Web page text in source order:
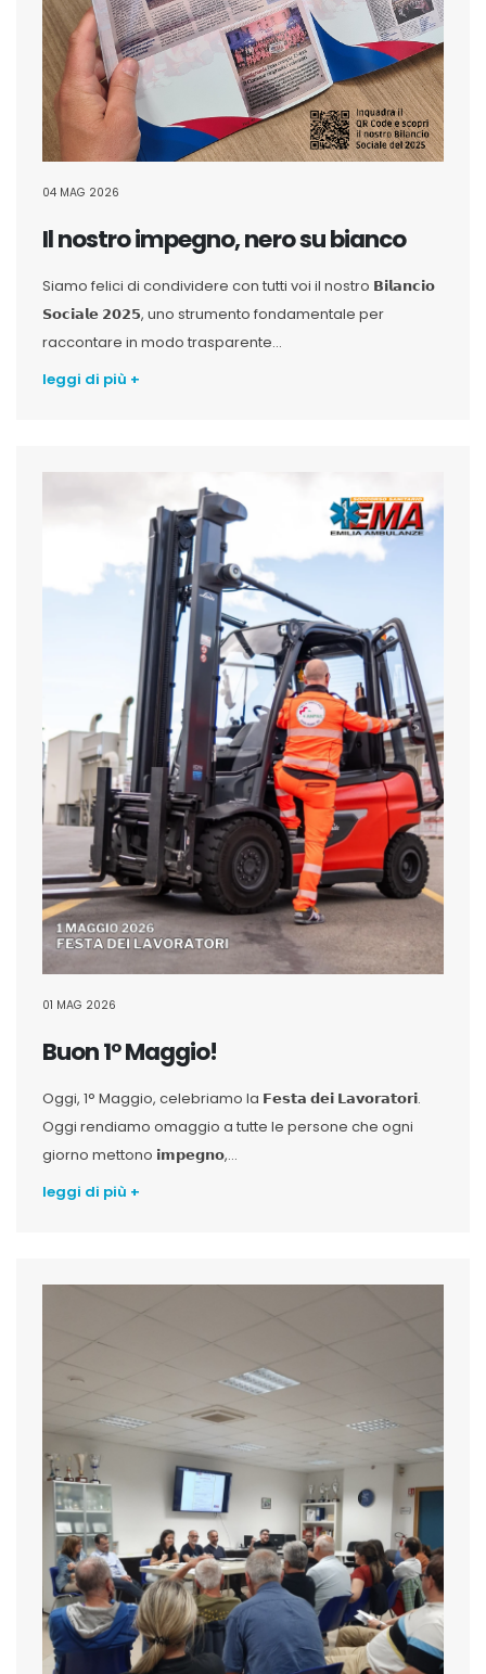
04 MAG 2026
Il nostro impegno, nero su bianco
Siamo felici di condividere con tutti voi il nostro 𝗕𝗶𝗹𝗮𝗻𝗰𝗶𝗼
𝗦𝗼𝗰𝗶𝗮𝗹𝗲 𝟮𝟬𝟮𝟱, uno strumento fondamentale per
raccontare in modo trasparente...
leggi di più +
01 MAG 2026
Buon 1° Maggio!
Oggi, 1° Maggio, celebriamo la 𝗙𝗲𝘀𝘁𝗮 𝗱𝗲𝗶 𝗟𝗮𝘃𝗼𝗿𝗮𝘁𝗼𝗿𝗶.
Oggi rendiamo omaggio a tutte le persone che ogni
giorno mettono 𝗶𝗺𝗽𝗲𝗴𝗻𝗼,...
leggi di più +